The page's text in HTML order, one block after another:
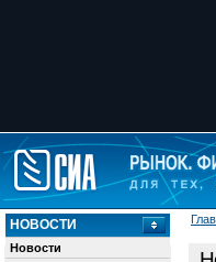
НОВОСТИ
Новости